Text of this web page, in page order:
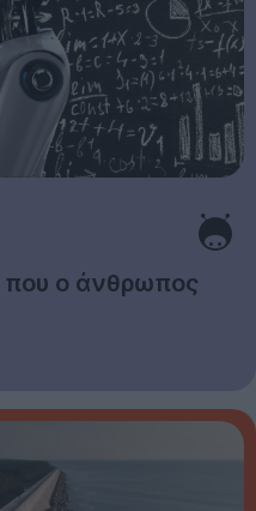
που ο άνθρωπος